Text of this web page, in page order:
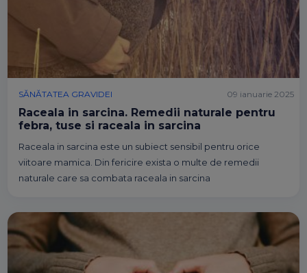
SĂNĂTATEA GRAVIDEI
Raceala in sarcina. Remedii naturale pentru
febra, tuse si raceala in sarcina
Raceala in sarcina este un subiect sensibil pentru orice
viitoare mamica. Din fericire exista o multe de remedii
naturale care sa combata raceala in sarcina
09 ianuarie 2025